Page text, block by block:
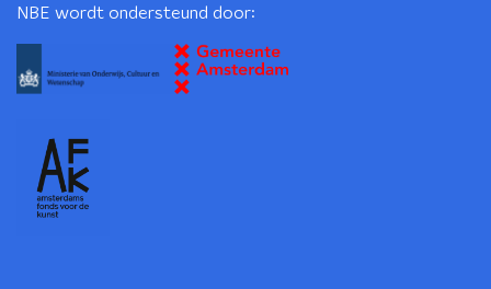
NBE wordt ondersteund door: